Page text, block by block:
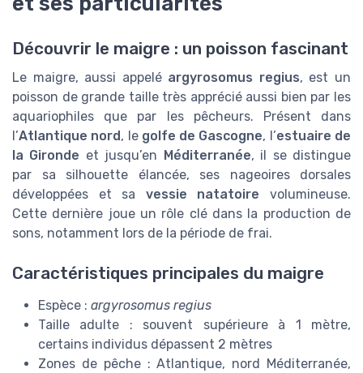
Découvrir le maigre : un poisson fascinant
Le maigre, aussi appelé argyrosomus regius, est un
poisson de grande taille très apprécié aussi bien par les
aquariophiles que par les pêcheurs. Présent dans
l’Atlantique nord , le golfe de Gascogne, l’estuaire de
la Gironde et jusqu’en Méditerranée, il se distingue
par sa silhouette élancée, ses nageoires dorsales
développées et sa vessie natatoire volumineuse.
Cette dernière joue un rôle clé dans la production de
sons, notamment lors de la période de frai.
Caractéristiques principales du maigre
Espèce : argyrosomus regius
Taille adulte : souvent supérieure à 1 mètre,
certains individus dépassent 2 mètres
Zones de pêche : Atlantique, nord Méditerranée,